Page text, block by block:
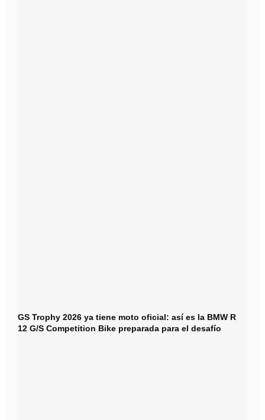
GS Trophy 2026 ya tiene moto oficial: así es la BMW R
12 G/S Competition Bike preparada para el desafío